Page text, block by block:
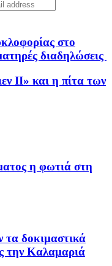
στο
διαδηλώσεις
ΙΙ» και η πίτα των
η φωτιά στη
τα δοκιμαστικά
την Καλαμαριά